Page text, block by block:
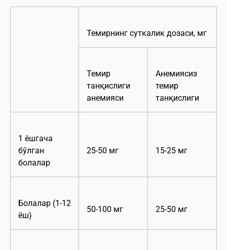
Темирнинг суткалик дозаси, мг
Темир
танқислиги
анемияси
Анемиясиз
темир
танқислиги
1 ёшгача
бўлган
болалар
25-50 мг 15-25 мг
Болалар (1-12
ёш)
50-100 мг 25-50 мг